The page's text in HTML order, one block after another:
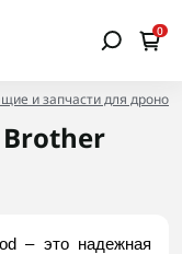
0
и запчасти для дронов
Brother
– это надежная